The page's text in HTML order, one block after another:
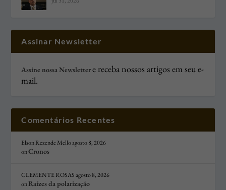
Assinar Newsletter
Assine nossa Newslettere receba nossos artigos em seu e-
mail.
Comentários Recentes
Elson Rezende Melloagosto 8, 2026
onCronos
CLEMENTE ROSAS agosto 8, 2026
onRaízes da polarização